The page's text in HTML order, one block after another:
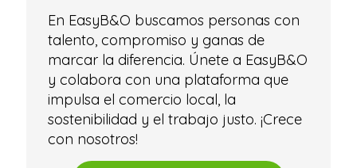
En EasyB&O buscamos personas con
talento, compromiso y ganas de
marcar la diferencia. Únete a EasyB&O
y colabora con una plataforma que
impulsa el comercio local, la
sostenibilidad y el trabajo justo. ¡Crece
con nosotros!